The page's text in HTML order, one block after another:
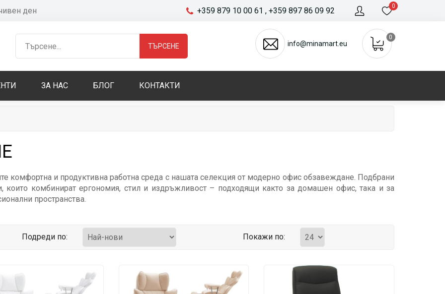
ден 0
+359 879 10 00 61 , +359 897 86 09 92
ТЪРСЕНЕ info@minamart.eu
0
ЗА НАС БЛОГ КОНТАКТИ
комфортна и продуктивна работна среда с нашата селекция от модерно офис обзавеждане. Подбрани
които комбинират ергономия, стил и издръжливост – подходящи както за домашен офис, така и за
пространства.
Подреди по: Покажи по: